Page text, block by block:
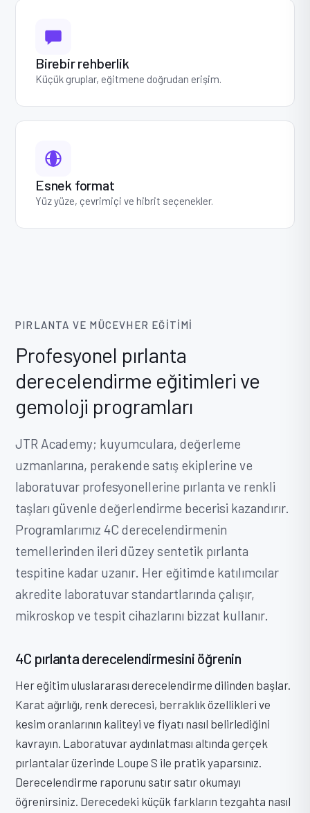
Birebir rehberlik
Küçük gruplar, eğitmene doğrudan erişim.
Esnek format
Yüz yüze, çevrimiçi ve hibrit seçenekler.
PIRLANTA VE MÜCEVHER EĞITIMI
Profesyonel pırlanta
derecelendirme eğitimleri ve
gemoloji programları
JTR Academy; kuyumculara, değerleme
uzmanlarına, perakende satış ekiplerine ve
laboratuvar profesyonellerine pırlanta ve renkli
taşları güvenle değerlendirme becerisi kazandırır.
Programlarımız 4C derecelendirmenin
temellerinden ileri düzey sentetik pırlanta
tespitine kadar uzanır. Her eğitimde katılımcılar
akredite laboratuvar standartlarında çalışır,
mikroskop ve tespit cihazlarını bizzat kullanır.
4C pırlanta derecelendirmesini öğrenin
Her eğitim uluslararası derecelendirme dilinden başlar.
Karat ağırlığı, renk derecesi, berraklık özellikleri ve
kesim oranlarının kaliteyi ve fiyatı nasıl belirlediğini
kavrayın. Laboratuvar aydınlatması altında gerçek
pırlantalar üzerinde Loupe S ile pratik yaparsınız.
Derecelendirme raporunu satır satır okumayı
öğrenirsiniz. Derecedeki küçük farkların tezgahta nasıl